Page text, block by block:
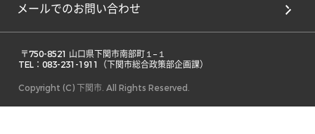
メールでのお問い合わせ
TEL：083-231-1911（下関市総合政策部企画課）
Copyright (C) 下関市. All Rights Reserved.